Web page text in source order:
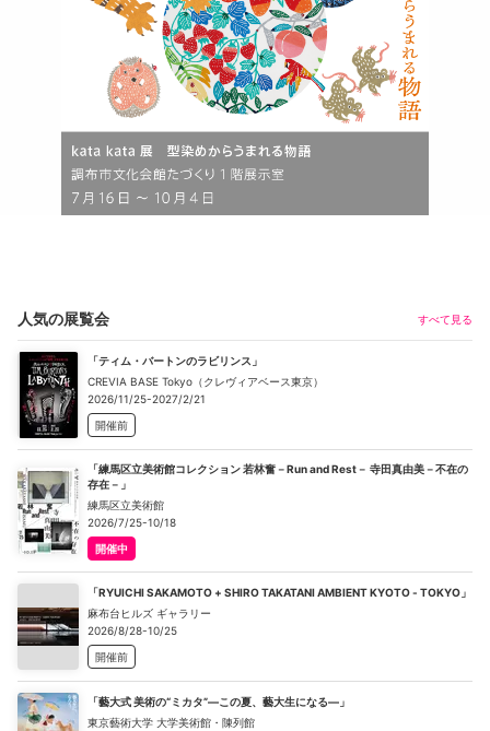
人気の展覧会 すべて見る
「ティム・バートンのラビリンス」
CREVIA BASE Tokyo（クレヴィアベース東京）
2026/11/25-2027/2/21
開催前
「練馬区立美術館コレクション 若林奮－Run and Rest－ 寺田真由美－不在の
存在－」
練馬区立美術館
2026/7/25-10/18
開催中
「RYUICHI SAKAMOTO + SHIRO TAKATANI AMBIENT KYOTO - TOKYO」
麻布台ヒルズ ギャラリー
2026/8/28-10/25
開催前
「藝大式 美術の“ミカタ”―この夏、藝大生になる―」
東京藝術大学 大学美術館・陳列館